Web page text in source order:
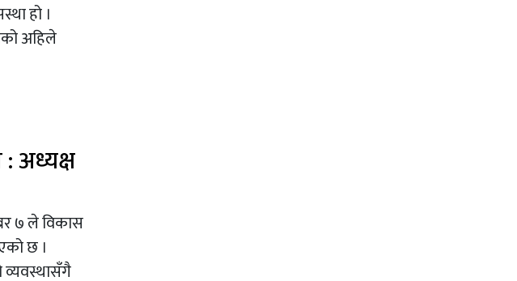
हो ।
अहिले
अध्यक्ष
७ ले विकास
छ ।
व्यवस्थासँगै